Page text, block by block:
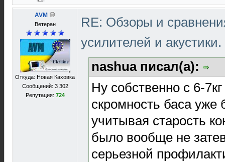
AVM
Ветеран
Откуда: Новая Каховка
Сообщений: 3 302
Репутация: 724
RE: Обзоры и
усилителей и акустики.
nashua писал(а):
Ну собственно с 6-
скромность баса уже
учитывая старость
было вообще не
серьезной